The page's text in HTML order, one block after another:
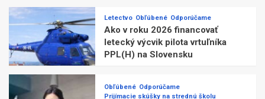
Letectvo Obľúbené Odporúčame
Ako v roku 2026 financovať
letecký výcvik pilota vrtuľníka
PPL(H) na Slovensku
Obľúbené Odporúčame
Prijímacie skúšky na strednú školu